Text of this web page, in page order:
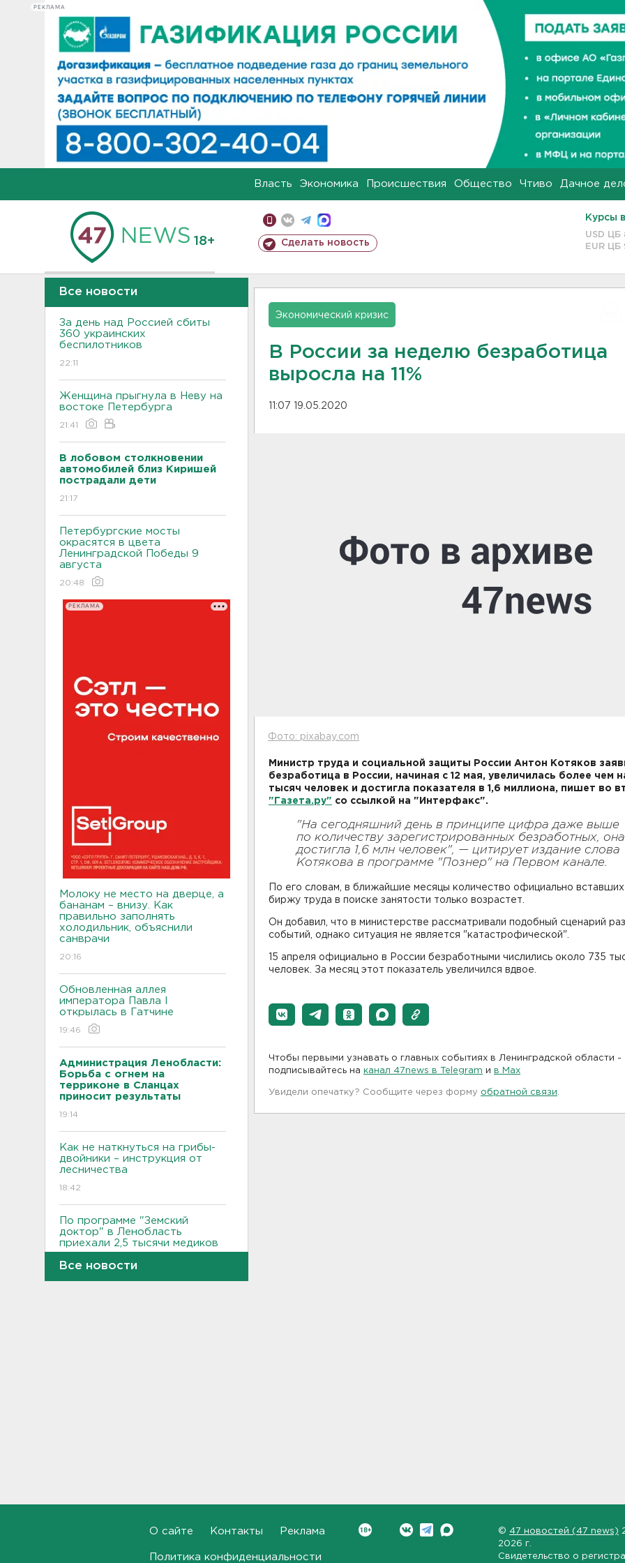
РЕКЛАМА
Власть Экономика Происшествия Общество Чтиво Дачное
18+ Сделать новость
Курсы
USD ЦБ
EUR ЦБ
Все новости
За день над Россией сбиты
360 украинских
беспилотников
22:11
Женщина прыгнула в Неву на
востоке Петербурга
21:41
В лобовом столкновении
автомобилей близ Киришей
пострадали дети
21:17
Петербургские мосты
окрасятся в цвета
Ленинградской Победы 9
августа
20:48
РЕКЛАМА
Молоку не место на дверце, а
бананам – внизу. Как
правильно заполнять
холодильник, объяснили
санврачи
20:16
Обновленная аллея
императора Павла I
открылась в Гатчине
19:46
Администрация Ленобласти:
Борьба с огнем на
терриконе в Сланцах
приносит результаты
19:14
Как не наткнуться на грибы-
двойники – инструкция от
лесничества
18:42
По программе "Земский
доктор" в Ленобласть
приехали 2,5 тысячи медиков
18:10
Все новости
Экономический кризис
В России за неделю безработица
выросла на 11%
11:07 19.05.2020
Фото: pixabay.com
Министр труда и социальной защиты России Антон Котяков
безработица в России, начиная с 12 мая, увеличилась более чем
тысяч человек и достигла показателя в 1,6 миллиона, пишет во
"Газета.ру" со ссылкой на "Интерфакс".
"На сегодняшний день в принципе цифра даже выше
по количеству зарегистрированных безработных, она
достигла 1,6 млн человек", — цитирует издание слова
Котякова в программе "Познер" на Первом канале.
По его словам, в ближайшие месяцы количество официально вставших
биржу труда в поиске занятости только возрастет.
Он добавил, что в министерстве рассматривали подобный сценарий
событий, однако ситуация не является "катастрофической".
15 апреля официально в России безработными числились около 735
человек. За месяц этот показатель увеличился вдвое.
Чтобы первыми узнавать о главных событиях в Ленинградской области -
подписывайтесь на канал 47news в Telegram и в Maх
Увидели опечатку? Сообщите через форму обратной связи
О сайте Контакты Реклама
Политика конфиденциальности
© 47 новостей (47 news)
2026 г.
Свидетельство о